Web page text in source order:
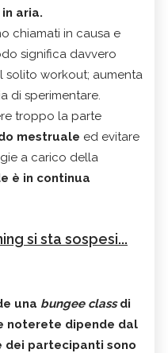
aria.
chiamati in causa e
significa davvero
solito workout; aumenta
di sperimentare.
troppo la parte
mestruale ed evitare
a carico della
è in continua
si sta sospesi...
una bungee classdi
noterete dipende dal
partecipanti sono